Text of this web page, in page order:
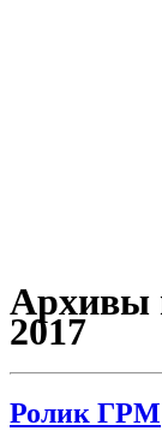
Архивы
2017
Ролик ГРМ